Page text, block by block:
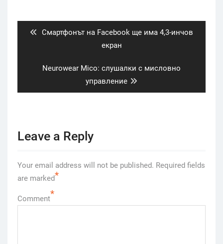
Previous
Смартфонът на Facebook ще има 4,3-инчов
екран
Next
Neurowear Mico: слушалки с мисловно
управление
Leave a Reply
Your email address will not be published. Required fields
are marked*
Comment*